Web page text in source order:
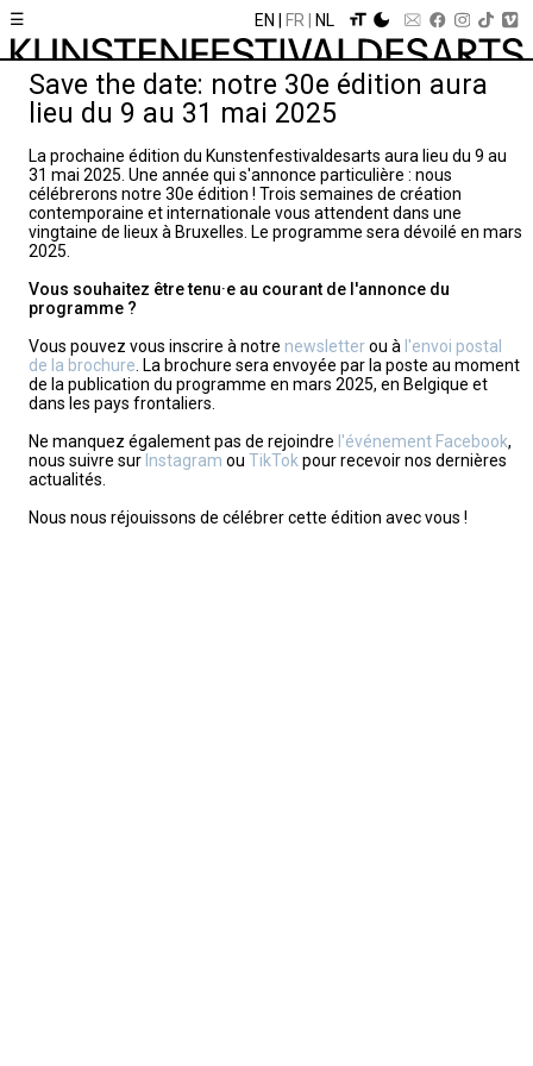
☰ EN FR NL
Save the date: notre 30e édition aura
lieu du 9 au 31 mai 2025
La prochaine édition du Kunstenfestivaldesarts aura lieu du 9 au
31 mai 2025. Une année qui s'annonce particulière : nous
célébrerons notre 30e édition ! Trois semaines de création
contemporaine et internationale vous attendent dans une
vingtaine de lieux à Bruxelles. Le programme sera dévoilé en mars
2025.
Vous souhaitez être tenu·e au courant de l'annonce du
programme ?
Vous pouvez vous inscrire à notre newsletterou à l'envoi postal
de la brochure . La brochure sera envoyée par la poste au moment
de la publication du programme en mars 2025, en Belgique et
dans les pays frontaliers.
Ne manquez également pas de rejoindre l'événement Facebook,
nous suivre sur Instagram ou TikTok pour recevoir nos dernières
actualités.
Nous nous réjouissons de célébrer cette édition avec vous !